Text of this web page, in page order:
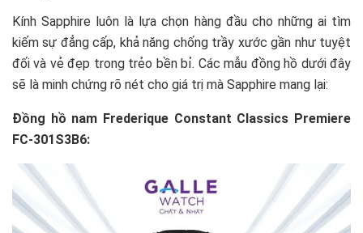
Kính Sapphire luôn là lựa chọn hàng đầu cho những ai tìm
kiếm sự đẳng cấp, khả năng chống trầy xước gần như tuyệt
đối và vẻ đẹp trong trẻo bền bỉ. Các mẫu đồng hồ dưới đây
sẽ là minh chứng rõ nét cho giá trị mà Sapphire mang lại:
Đồng hồ nam Frederique Constant Classics Premiere
FC-301S3B6: